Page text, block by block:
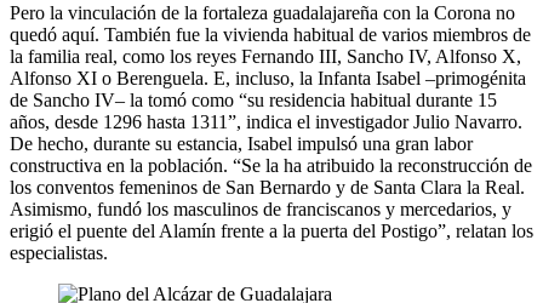
Pero la vinculación de la fortaleza guadalajareña con la Corona no
quedó aquí. También fue la vivienda habitual de varios miembros de
la familia real, como los reyes Fernando III, Sancho IV, Alfonso X,
Alfonso XI o Berenguela. E, incluso, la Infanta Isabel –primogénita
de Sancho IV– la tomó como “su residencia habitual durante 15
años, desde 1296 hasta 1311”, indica el investigador Julio Navarro.
De hecho, durante su estancia, Isabel impulsó una gran labor
constructiva en la población. “Se la ha atribuido la reconstrucción de
los conventos femeninos de San Bernardo y de Santa Clara la Real.
Asimismo, fundó los masculinos de franciscanos y mercedarios, y
erigió el puente del Alamín frente a la puerta del Postigo”, relatan los
especialistas.